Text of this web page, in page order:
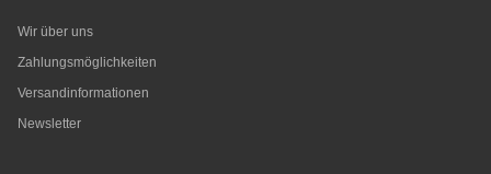
Wir über uns
Zahlungsmöglichkeiten
Versandinformationen
Newsletter